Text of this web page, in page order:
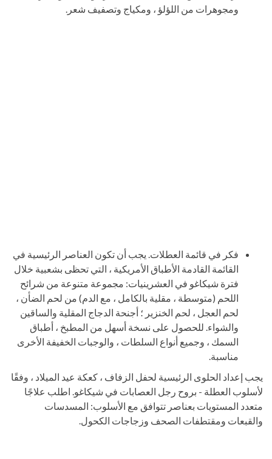
ومجوهرات من اللؤلؤ ، ومكياج وتصفيف شعر.
فكر في قائمة العطلات. يجب أن تكون العناصر الرئيسية في
القائمة القادمة الأطباق الأمريكية ، التي تحظى بشعبية خلال
فترة شيكاغو في العشرينيات: مجموعة متنوعة من شرائح
اللحم (متوسطة ، مقلية بالكامل ، مع الدم) من لحم الضأن ،
لحم العجل ، لحم الخنزير ؛ أجنحة الدجاج المقلية والساقين
والشواء. للحصول على نسخة أسهل من المطبخ ، أطباق
السمك ، وجميع أنواع السلطات ، والوجبات الخفيفة الأخرى
مناسبة.
يجب إعداد الحلوى الرئيسية لحفل الزفاف ، كعكة عيد الميلاد ، وفقًا
لأسلوب العطلة - بروح رجل العصابات في شيكاغو. اطلب علاجًا
متعدد المستويات بعناصر تتوافق مع الأسلوب: المسدسات
والقبعات ومقتطفات الصحف وزجاجات الكحول.